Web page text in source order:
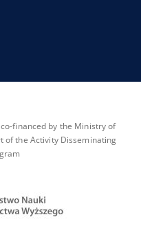
financed by the Ministry of
of the Activity Disseminating